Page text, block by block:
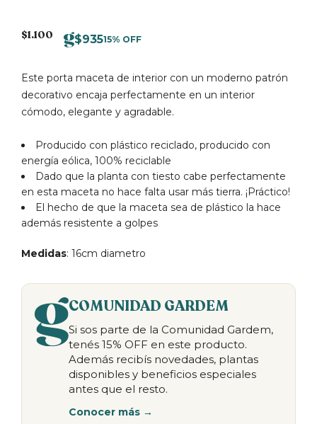
$1.100 $93515% OFF
Este porta maceta de interior con un moderno patrón
decorativo encaja perfectamente en un interior
cómodo, elegante y agradable.
Producido con plástico reciclado, producido con
energía eólica, 100% reciclable
Dado que la planta con tiesto cabe perfectamente
en esta maceta no hace falta usar más tierra. ¡Práctico!
El hecho de que la maceta sea de plástico la hace
además resistente a golpes
Medidas: 16cm diametro
COMUNIDAD GARDEM
Si sos parte de la Comunidad Gardem,
tenés 15% OFF en este producto.
Además recibís novedades, plantas
disponibles y beneficios especiales
antes que el resto.
Conocer más →